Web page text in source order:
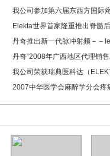
我公司参加第六届东西方国际
Elekta世界首家隆重推出脊髓
丹奇推出新一代脉冲射频－－
丹奇“2008年广西地区代理销
我公司荣获瑞典医科达（
2007中华医学会麻醉学分会疼